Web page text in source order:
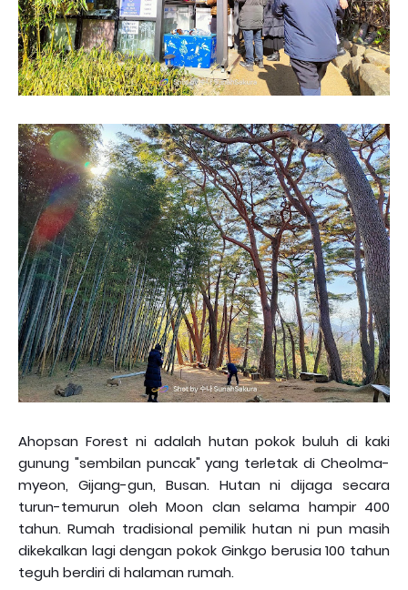
Ahopsan Forest ni adalah hutan pokok buluh di kaki
gunung "sembilan puncak" yang terletak di Cheolma-
myeon, Gijang-gun, Busan. Hutan ni dijaga secara
turun-temurun oleh Moon clan selama hampir 400
tahun. Rumah tradisional pemilik hutan ni pun masih
dikekalkan lagi dengan pokok Ginkgo berusia 100 tahun
teguh berdiri di halaman rumah.